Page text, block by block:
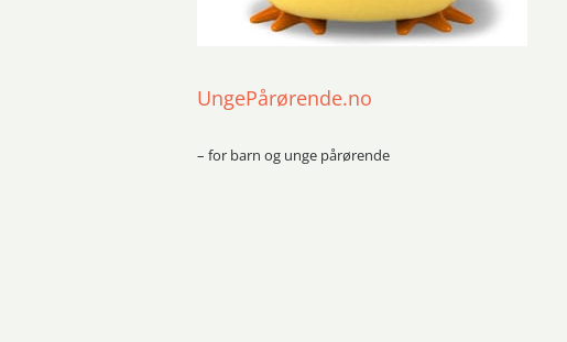
UngePårørende.no
– for barn og unge pårørende